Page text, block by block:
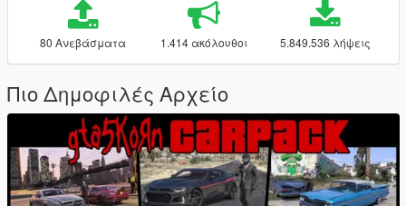
80 Ανεβάσματα 1.414 ακόλουθοι 5.849.536 λήψεις
Πιο Δημοφιλές Αρχείο